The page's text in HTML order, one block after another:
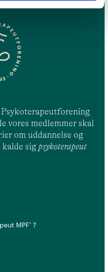
vores medlemmer skal
om uddannelse og
sig psykoterapeut
MPF' ?